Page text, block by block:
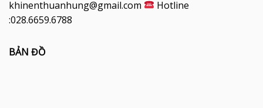
khinenthuanhung@gmail.com
Hotline
:028.6659.6788
BẢN ĐỒ